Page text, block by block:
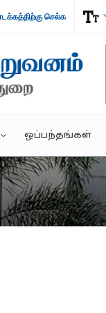
செல்க
ஒப்பந்தங்கள்